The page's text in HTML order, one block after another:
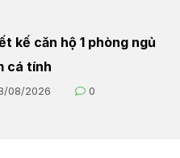
kế căn hộ 1 phòng ngủ
cá tính
08/2026 0